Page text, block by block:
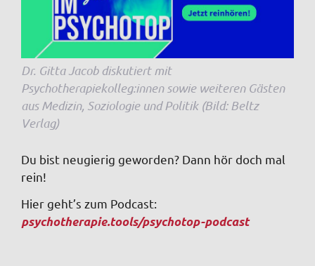
Dr. Gitta Jacob diskutiert mit
Psychotherapiekolleg:innen sowie weiteren Gästen
aus Medizin, Soziologie und Politik (Bild: Beltz
Verlag)
Du bist neugierig geworden? Dann hör doch mal
rein!
Hier geht’s zum Podcast:
psychotherapie.tools/psychotop-podcast